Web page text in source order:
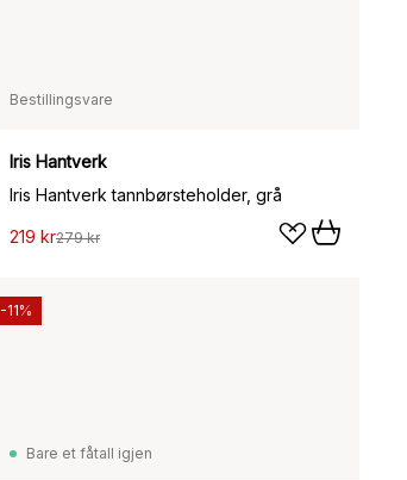
Bestillingsvare
Iris Hantverk
Iris Hantverk tannbørsteholder, grå
219 kr279 kr
Bare et fåtall igjen
-11%